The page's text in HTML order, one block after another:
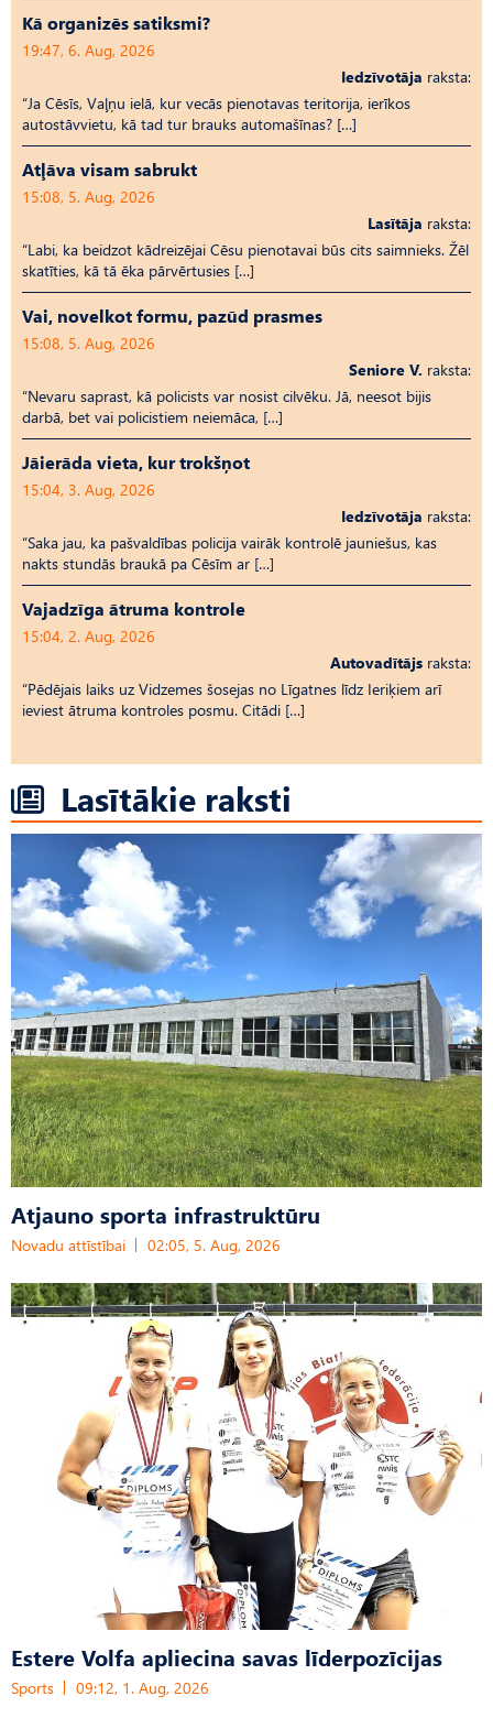
Kā organizēs satiksmi?
19:47, 6. Aug, 2026
Iedzīvotāja raksta:
“Ja Cēsīs, Vaļņu ielā, kur vecās pienotavas teritorija, ierīkos
autostāvvietu, kā tad tur brauks automašīnas? […]
Atļāva visam sabrukt
15:08, 5. Aug, 2026
Lasītāja raksta:
“Labi, ka beidzot kādreizējai Cēsu pienotavai būs cits saimnieks. Žēl
skatīties, kā tā ēka pārvērtusies […]
Vai, novelkot formu, pazūd prasmes
15:08, 5. Aug, 2026
Seniore V. raksta:
“Nevaru saprast, kā policists var nosist cilvēku. Jā, neesot bijis
darbā, bet vai policistiem neiemāca, […]
Jāierāda vieta, kur trokšņot
15:04, 3. Aug, 2026
Iedzīvotāja raksta:
“Saka jau, ka pašvaldības policija vairāk kontrolē jauniešus, kas
nakts stundās braukā pa Cēsīm ar […]
Vajadzīga ātruma kontrole
15:04, 2. Aug, 2026
Autovadītājs raksta:
“Pēdējais laiks uz Vid­ze­mes šosejas no Līgatnes līdz Ieriķiem arī
ieviest ātruma kontroles posmu. Citādi […]
Lasītākie raksti
Atjauno sporta infrastruktūru
Novadu attīstībai 02:05, 5. Aug, 2026
Estere Volfa apliecina savas līderpozīcijas
Sports 09:12, 1. Aug, 2026